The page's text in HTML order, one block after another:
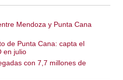
Mendoza y Punta Cana
de Punta Cana: capta el
en julio
con 7,7 millones de